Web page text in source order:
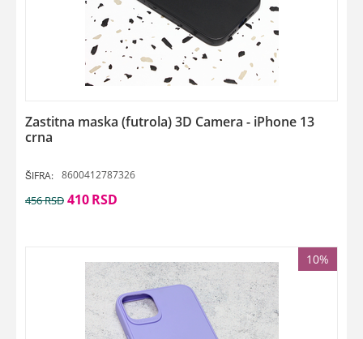
Zastitna maska (futrola) 3D Camera - iPhone 13
crna
ŠIFRA: 8600412787326
456RSD 410RSD
10%